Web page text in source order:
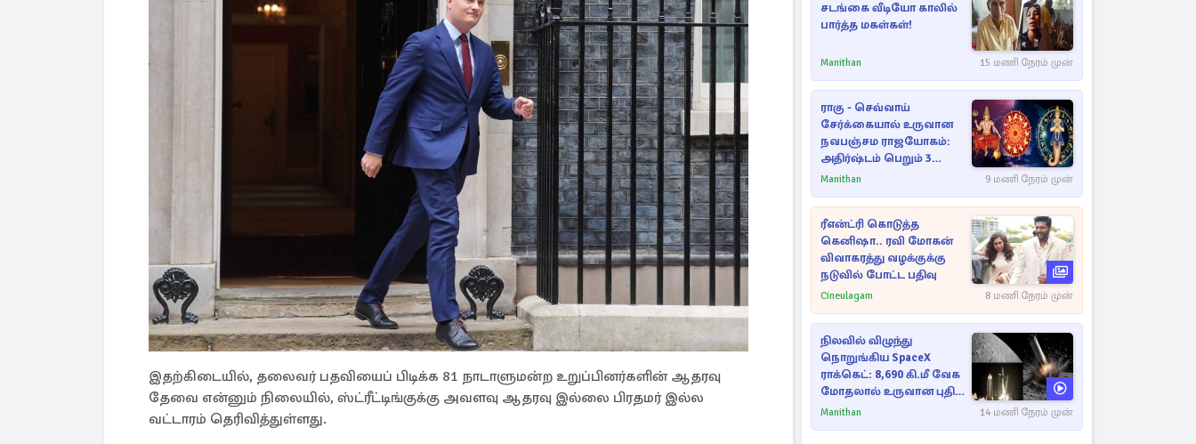
இதற்கிடையில், தலைவர் பதவியைப் பிடிக்க 81 நாடாளுமன்ற உறுப்பினர்களின் ஆதரவு
தேவை என்னும் நிலையில், ஸ்ட்ரீட்டிங்குக்கு அவளவு ஆதரவு இல்லை பிரதமர் இல்ல
வட்டாரம் தெரிவித்துள்ளது.
சடங்கை வீடியோ காலில்
பார்த்த மகள்கள்!
Manithan 15 மணி நேரம் முன்
ராகு - செவ்வாய்
சேர்க்கையால் உருவான
நவபஞ்சம ராஜயோகம்:
அதிர்ஷ்டம் பெறும் 3
ராசிகள்!
Manithan 9 மணி நேரம் முன்
ரீஎன்ட்ரி கொடுத்த
கெனிஷா.. ரவி மோகன்
விவாகரத்து வழக்குக்கு
நடுவில் போட்ட பதிவு
Cineulagam 8 மணி நேரம் முன்
நிலவில் விழுந்து
நொறுங்கிய SpaceX
ராக்கெட்: 8,690 கி.மீ வேக
மோதலால் உருவான புதிய
பள்ளம்!
Manithan 14 மணி நேரம் முன்